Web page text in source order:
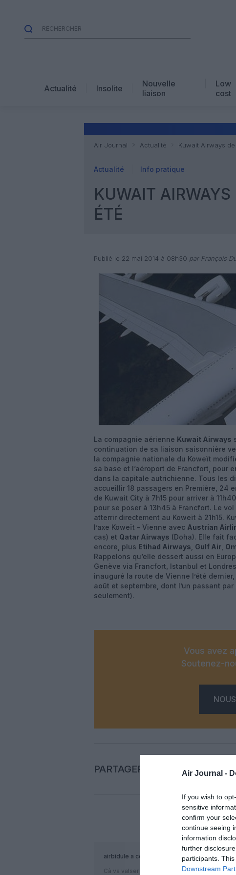
Air Journal -
If you wish to
sensitive
confirm your
continue seeing
information
further
participants.
Downstream
Actualité Insolite
Nouvelle
liaison
Low
cost
Air Journal Actualité Kuwait Airways
Actualité Info pratique
KUWAIT
ÉTÉ
Publié le 22 mai 2014 à 08h30 par François
La compagnie aérienne Kuwait Airways
continuation de sa liaison saisonnière
la compagnie nationale du Koweït
sa base et l’aéroport de Francfort, pour
dans la capitale autrichienne. Tous les
accueillir 18 passagers en Première, 24
de Kuwait City à 7h15 pour arriver à
pour se poser à 13h45 à Francfort. Le
atterrir directement au Koweït à 21h15.
l’axe Koweït – Vienne avec Austrian
cas) et Qatar Airways (Doha). Elle fait
encore, plus Etihad Airways Gulf Air
Rappelons qu’elle dessert aussi en
Genève via Francfort, Istanbul et
inauguré la route de Vienne l’été
août et septembre, dont l’un passant
seulement).
Vous avez
Soutenez-
PARTAGER L'ARTICLE
airbidule a commenté :
Cà va valser !